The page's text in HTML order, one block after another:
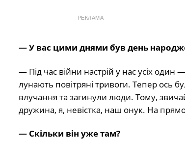
РЕКЛАМА
— У вас цими днями був день
— Під час війни настрій у нас усіх
лунають повітряні тривоги. Тепер ось
влучання та загинули люди. Тому,
дружина, я, невістка, наш онук. На
— Скільки він уже там?